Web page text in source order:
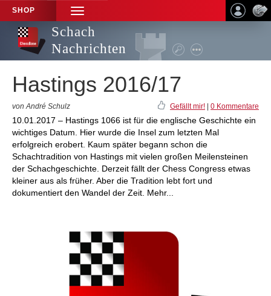
SHOP
TOGGLE
NAVIGATION
Schach
Nachrichten
Hastings 2016/17
von André Schulz Gefällt mir! 0 Kommentare
10.01.2017 – Hastings 1066 ist für die englische Geschichte ein
wichtiges Datum. Hier wurde die Insel zum letzten Mal
erfolgreich erobert. Kaum später begann schon die
Schachtradition von Hastings mit vielen großen Meilensteinen
der Schachgeschichte. Derzeit fällt der Chess Congress etwas
kleiner aus als früher. Aber die Tradition lebt fort und
dokumentiert den Wandel der Zeit. Mehr...